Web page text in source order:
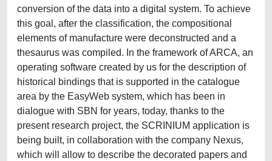
conversion of the data into a digital system. To achieve
this goal, after the classification, the compositional
elements of manufacture were deconstructed and a
thesaurus was compiled. In the framework of ARCA, an
operating software created by us for the description of
historical bindings that is supported in the catalogue
area by the EasyWeb system, which has been in
dialogue with SBN for years, today, thanks to the
present research project, the SCRINIUM application is
being built, in collaboration with the company Nexus,
which will allow to describe the decorated papers and